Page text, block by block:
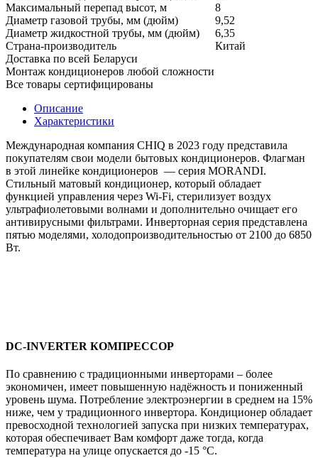
Максимальный перепад высот, м
8
Диаметр газовой трубы, мм (дюйм)
9,52
Диаметр жидкостной трубы, мм (дюйм)
6,35
Страна-производитель
Китай
Доставка по всей Беларуси
Монтаж кондиционеров любой сложности
Все товары сертифицированы
Описание
Характеристики
Международная компания CHIQ в 2023 году представила
покупателям свои модели бытовых кондиционеров. Флагман
в этой линейке кондиционеров — серия MORANDI.
Стильный матовый кондиционер, который обладает
функцией управления через Wi-Fi, стерилизует воздух
ультрафиолетовыми волнами и дополнительно очищает его
антивирусными фильтрами. Инверторная серия представлена
пятью моделями, холодопроизводительностью от 2100 до 6850
Вт.
DC-INVERTER КОМПРЕССОР
По сравнению с традиционными инверторами – более
экономичен, имеет повышенную надёжность и пониженный
уровень шума. Потребление электроэнергии в среднем на 15%
ниже, чем у традиционного инвертора. Кондиционер обладает
превосходной технологией запуска при низких температурах,
которая обеспечивает Вам комфорт даже тогда, когда
температура на улице опускается до -15 °C.